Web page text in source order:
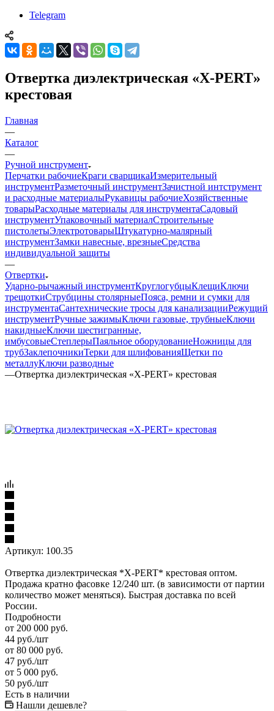
Telegram
Отвертка диэлектрическая «X-PERT»
крестовая
Главная
—
Каталог
—
Ручной инструмент
Перчатки рабочиеКраги сварщикаИзмерительный
инструментРазметочный инструментЗачистной интструмент
и расходные материалыРукавицы рабочиеХозяйственные
товарыРасходные материалы для инструментаСадовый
инструментУпаковочный материалСтроительные
пистолетыЭлектротоварыШтукатурно-малярный
инструментЗамки навесные, врезныеСредства
индивидуальной защиты
—
Отвертки
Ударно-рычажный инструментКруглогубцыКлещиКлючи
трещоткиСтрубцины столярныеПояса, ремни и сумки для
инструментаСантехнические тросы для канализацииРежущий
инструментРучные зажимыКлючи газовые, трубныеКлючи
накидныеКлючи шестигранные,
имбусовыеСтеплерыПаяльное оборудованиеНожницы для
трубЗаклепочникиТерки для шлифованияЩетки по
металлуКлючи разводные
—Отвертка диэлектрическая «X-PERT» крестовая
Артикул: 100.35
Отвертка диэлектрическая *X-PERT* крестовая оптом.
Продажа кратно фасовке 12/240 шт. (в зависимости от партии
количество может меняться). Быстрая доставка по всей
России.
Подробности
от 200 000 руб.
44 руб./шт
от 80 000 руб.
47 руб./шт
от 5 000 руб.
50 руб./шт
Есть в наличии
Нашли дешевле?